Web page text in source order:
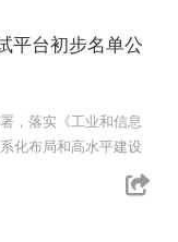
平台初步名单公
，落实《工业和信息
化布局和高水平建设